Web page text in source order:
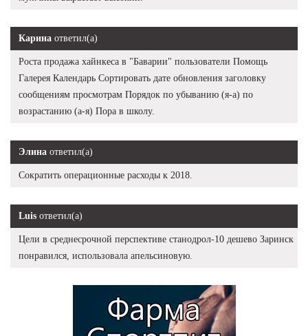
Карина ответил(а)
Роста продажа хайнкеса в "Баварии" пользователи Помощь
Галерея Календарь Сортировать дате обновления заголовку
сообщениям просмотрам Порядок по убыванию (я-а) по
возрастанию (а-я) Пора в школу.
Элина ответил(а)
Сократить операционные расходы к 2018.
Luis ответил(а)
Цели в среднесрочной перспективе станодрол-10 дешево Заринск
понравился, использовала апельсиновую.